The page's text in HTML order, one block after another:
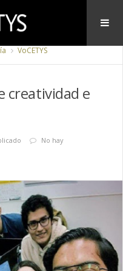
VoCETYS
creatividad e
No hay